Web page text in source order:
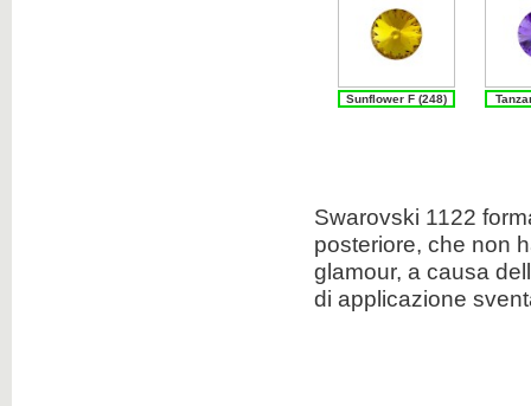
Sunflower F (248)
Swarovski 1122
posteriore, che non
glamour, a causa
di applicazione